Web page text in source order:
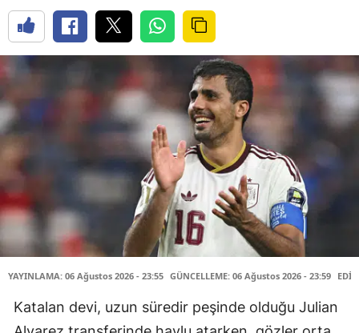
YAYINLAMA: 06 Ağustos 2026 - 23:55 GÜNCELLEME: 06 Ağustos 2026 - 23:59
Katalan devi, uzun süredir peşinde olduğu Julian